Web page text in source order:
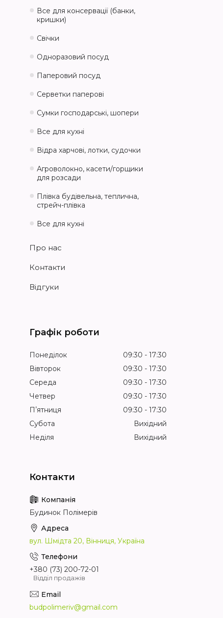
Все для консервації (банки,
кришки)
Свічки
Одноразовий посуд
Паперовий посуд
Серветки паперові
Сумки господарські, шопери
Все для кухні
Відра харчові, лотки, судочки
Агроволокно, касети/горщики
для розсади
Плівка будівельна, теплична,
стрейч-плівка
Все для кухні
Про нас
Контакти
Відгуки
Графік роботи
Понеділок 09:30
17:30
Вівторок
09:30
17:30
Середа
09:30
17:30
Четвер
09:30
17:30
Пʼятниця
09:30
17:30
Субота
Вихідний
Неділя
Вихідний
Будинок Полімерів
вул. Шмідта 20, Вінниця, Україна
+380 (73) 200-72-01
Відділ продажів
budpolimeriv@gmail.com